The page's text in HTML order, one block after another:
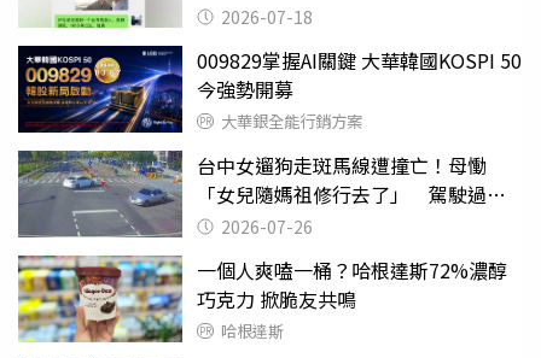
2026-07-18
009829掌握AI關鍵 大華韓國KOSPI 50
今強勢開募
大華銀全能行銷方案
台中女遛狗走斑馬線遭撞亡！母慟
「女兒隨媽祖修行去了」 駕駛過失
致死判9月
2026-07-26
一個人爽嗑一桶？哈根達斯72%濃醇
巧克力 掀脆友共鳴
哈根達斯